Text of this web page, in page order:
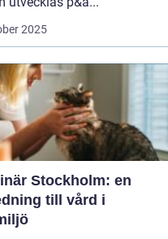
2025
Stockholm: en
till vård i